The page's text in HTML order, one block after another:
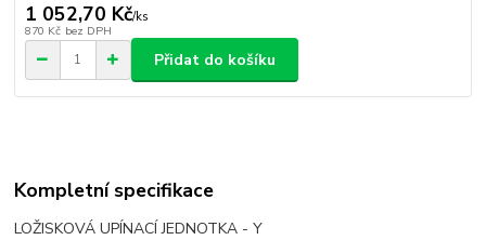
1 052,70 Kč/ks
870 Kč bez DPH
Přidat do košíku
Kompletní specifikace
LOŽISKOVÁ UPÍNACÍ JEDNOTKA - Y